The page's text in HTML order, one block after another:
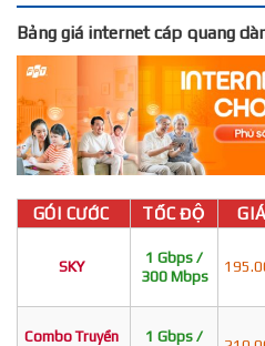
Bảng giá internet cáp quang
GÓI CƯỚC TỐC ĐỘ GIÁ
SKY
1 Gbps /
300 Mbps
Combo Truyền
1 Gbps /